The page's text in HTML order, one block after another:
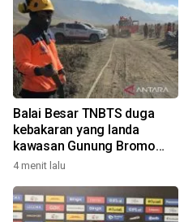
Balai Besar TNBTS duga
kebakaran yang landa
kawasan Gunung Bromo
karena aktivitas manusia
4 menit lalu